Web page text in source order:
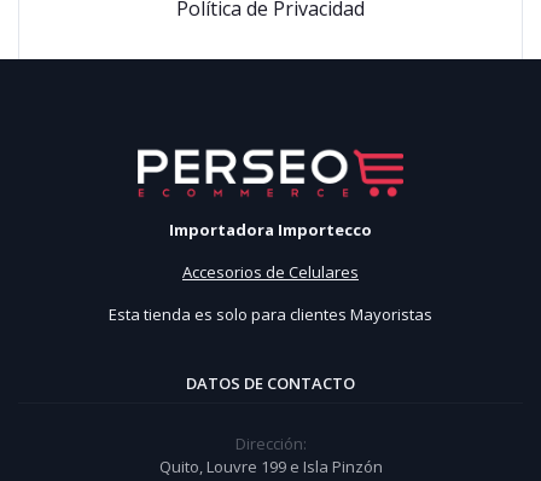
Política de Privacidad
Importadora Importecco
Accesorios de Celulares
Esta tienda es solo para clientes Mayoristas
DATOS DE CONTACTO
Dirección:
Quito, Louvre 199 e Isla Pinzón